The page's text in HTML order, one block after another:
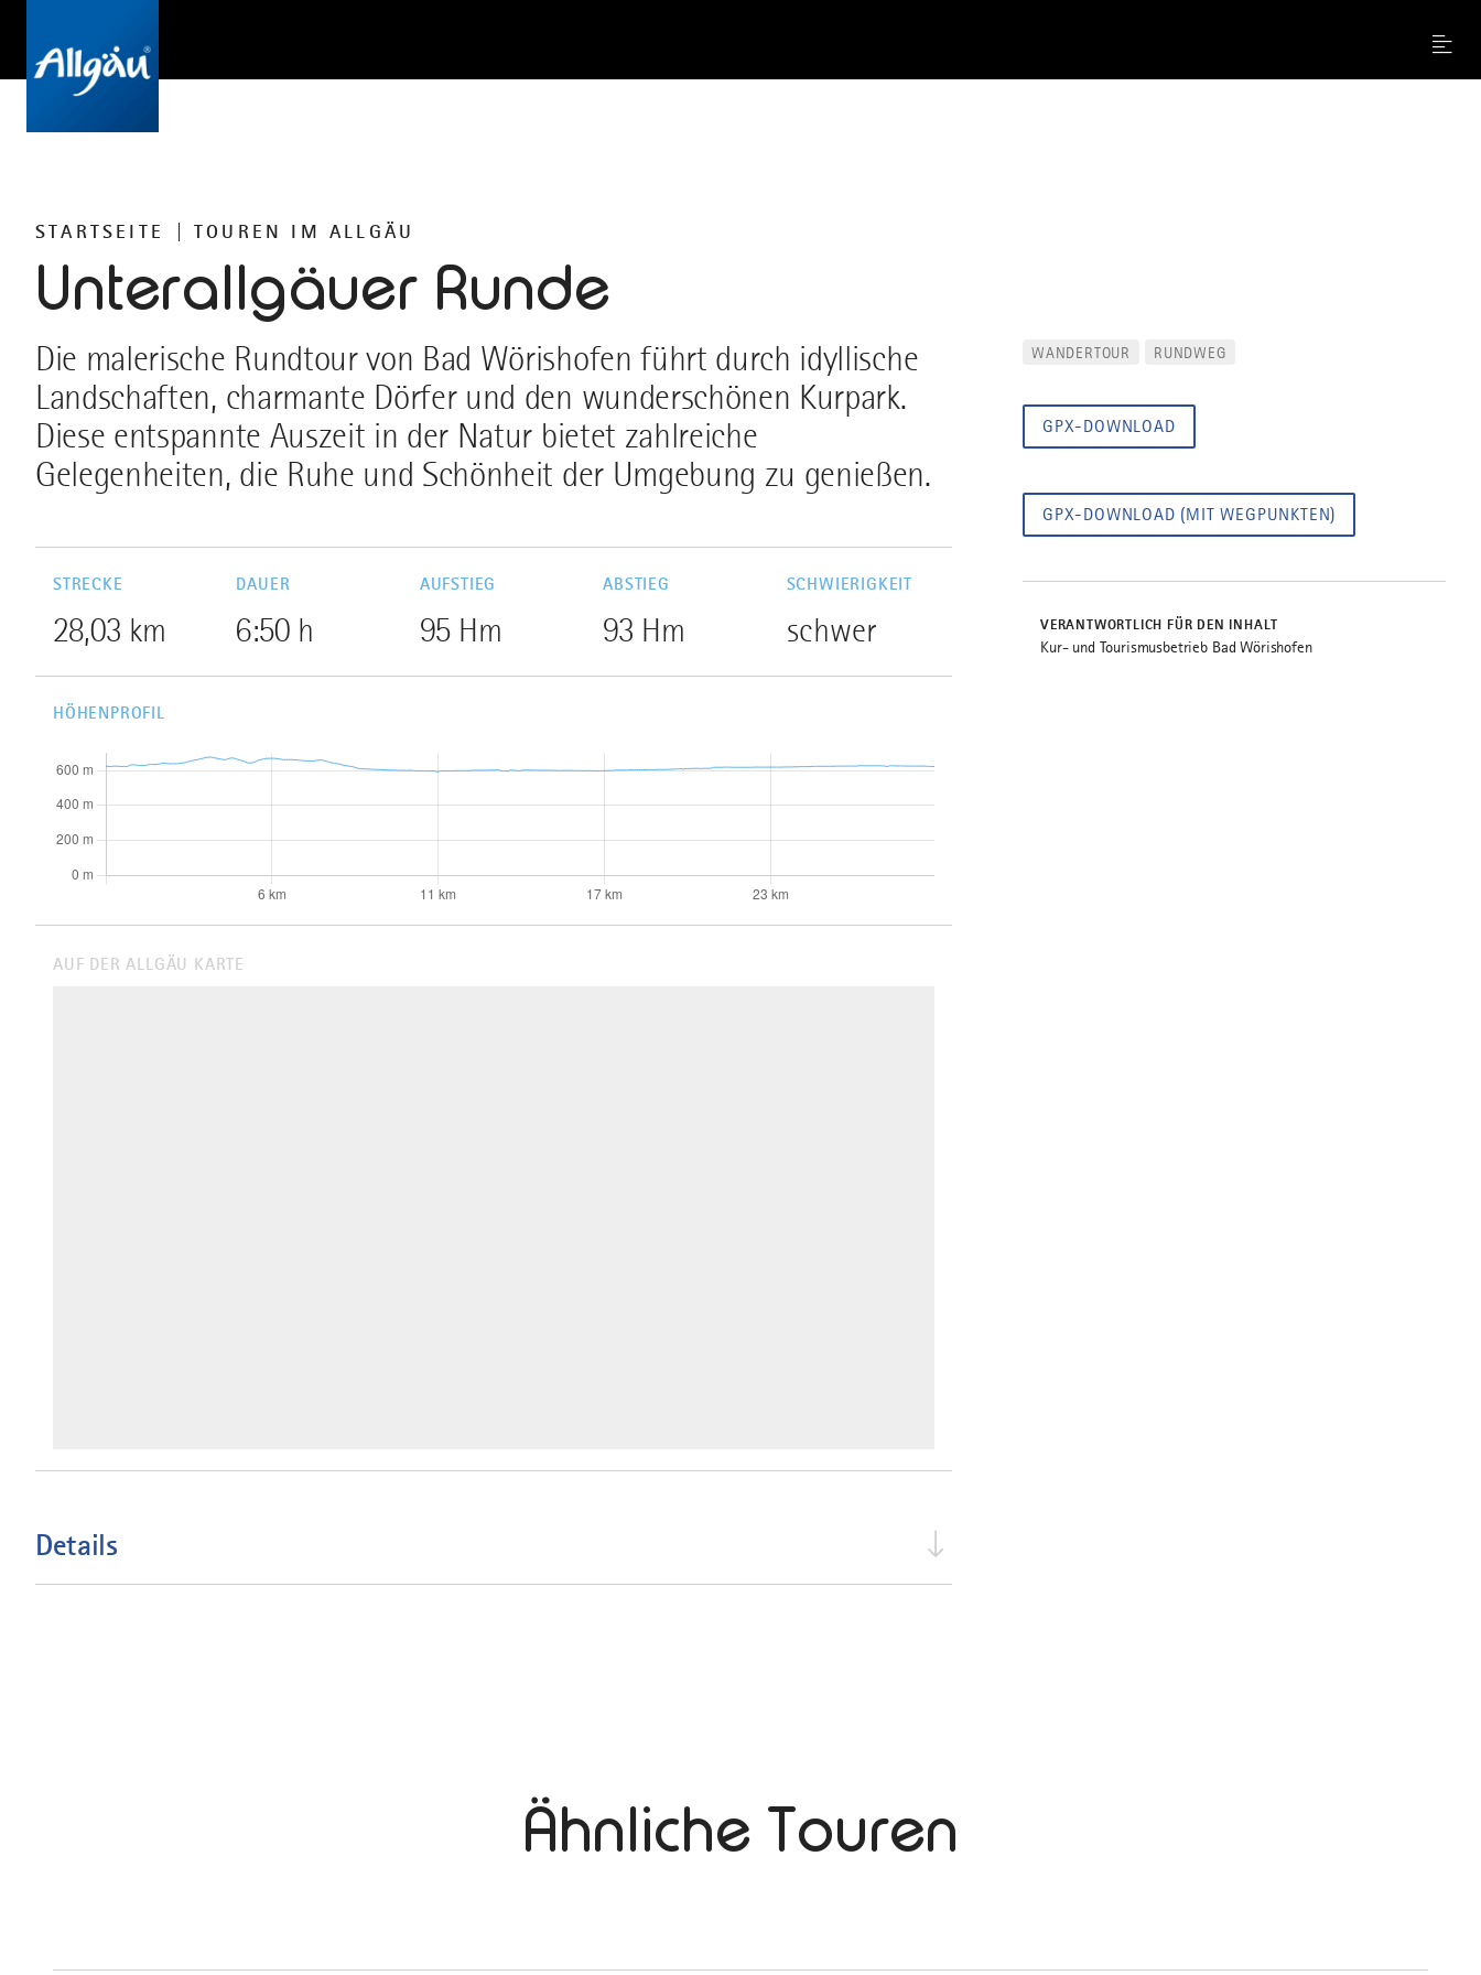
Menu
STARTSEITE TOUREN IM ALLGÄU
Unterallgäuer Runde
Die malerische Rundtour von Bad Wörishofen führt durch idyllische
Landschaften, charmante Dörfer und den wunderschönen Kurpark.
Diese entspannte Auszeit in der Natur bietet zahlreiche
Gelegenheiten, die Ruhe und Schönheit der Umgebung zu genießen.
STRECKE
28,03 km
DAUER
6:50 h
AUFSTIEG
95 Hm
ABSTIEG
93 Hm
SCHWIERIGKEIT
schwer
HÖHENPROFIL
AUF DER ALLGÄU KARTE
Details
WANDERTOUR RUNDWEG
GPX-DOWNLOAD
GPX-DOWNLOAD (MIT WEGPUNKTEN)
VERANTWORTLICH FÜR DEN INHALT
Kur- und Tourismusbetrieb Bad Wörishofen
Ähnliche Touren